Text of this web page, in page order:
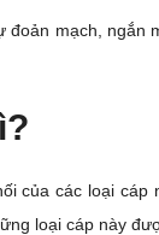
mạch, ngắn
của các loại cáp
loại cáp này